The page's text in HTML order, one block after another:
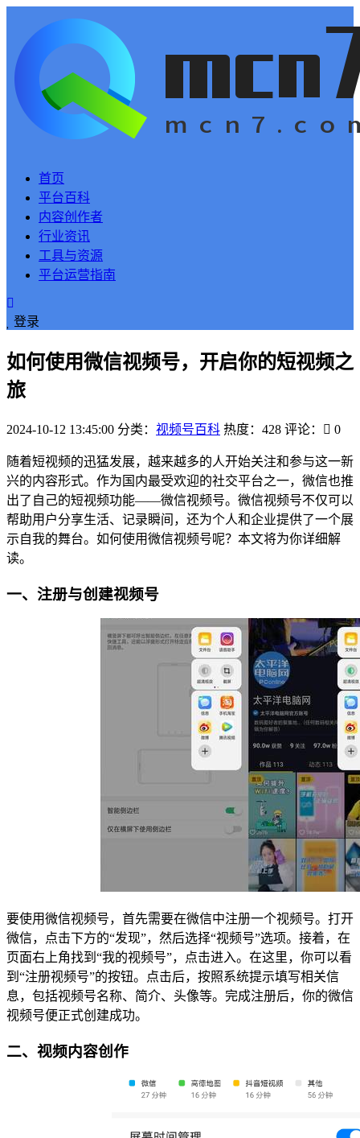
首页
平台百科
内容创作者
行业资讯
工具与资源
平台运营指南
登录
如何使用微信视频号，开启你的短视频之
旅
2024-10-12 13:45:00 分类： 视频号百科 热度：428 评论： 0
随着短视频的迅猛发展，越来越多的人开始关注和参与这一新
兴的内容形式。作为国内最受欢迎的社交平台之一，微信也推
出了自己的短视频功能——微信视频号。微信视频号不仅可以
帮助用户分享生活、记录瞬间，还为个人和企业提供了一个展
示自我的舞台。如何使用微信视频号呢？本文将为你详细解
读。
一、注册与创建视频号
要使用微信视频号，首先需要在微信中注册一个视频号。打开
微信，点击下方的“发现”，然后选择“视频号”选项。接着，在
页面右上角找到“我的视频号”，点击进入。在这里，你可以看
到“注册视频号”的按钮。点击后，按照系统提示填写相关信
息，包括视频号名称、简介、头像等。完成注册后，你的微信
视频号便正式创建成功。
二、视频内容创作